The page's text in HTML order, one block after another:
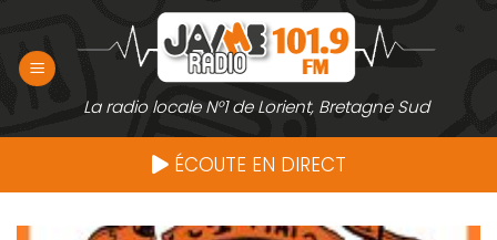
contenu
La radio locale N°1 de Lorient, Bretagne Sud
ÉCOUTE EN DIRECT